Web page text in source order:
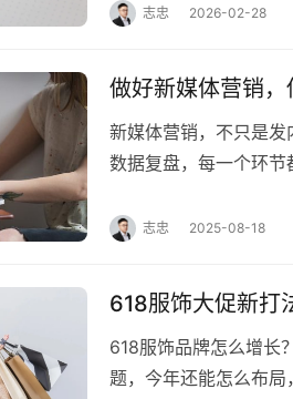
径——当链接权重让位于
志忠 2026-02-28
做好新媒体营销，
新媒体营销，不只是
数据复盘，每一个环节
在描述需求的时候，常
浪费。 由…
志忠 2025-08-18
618服饰大促新打
618服饰品牌怎么增长
题，今年还能怎么布